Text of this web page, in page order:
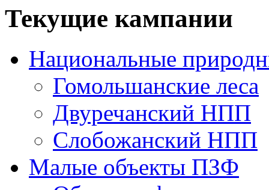
Текущие кампании
Национальные
Гомольшанские леса
Двуречанский НПП
Слобожанский НПП
Малые объекты ПЗФ